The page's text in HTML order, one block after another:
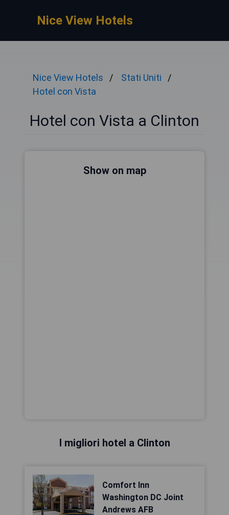
Nice View Hotels
Nice View Hotels
Stati Uniti
Hotel con Vista
Hotel con Vista a Clinton
Show on map
I migliori hotel a Clinton
Comfort Inn
Washington DC Joint
Andrews AFB